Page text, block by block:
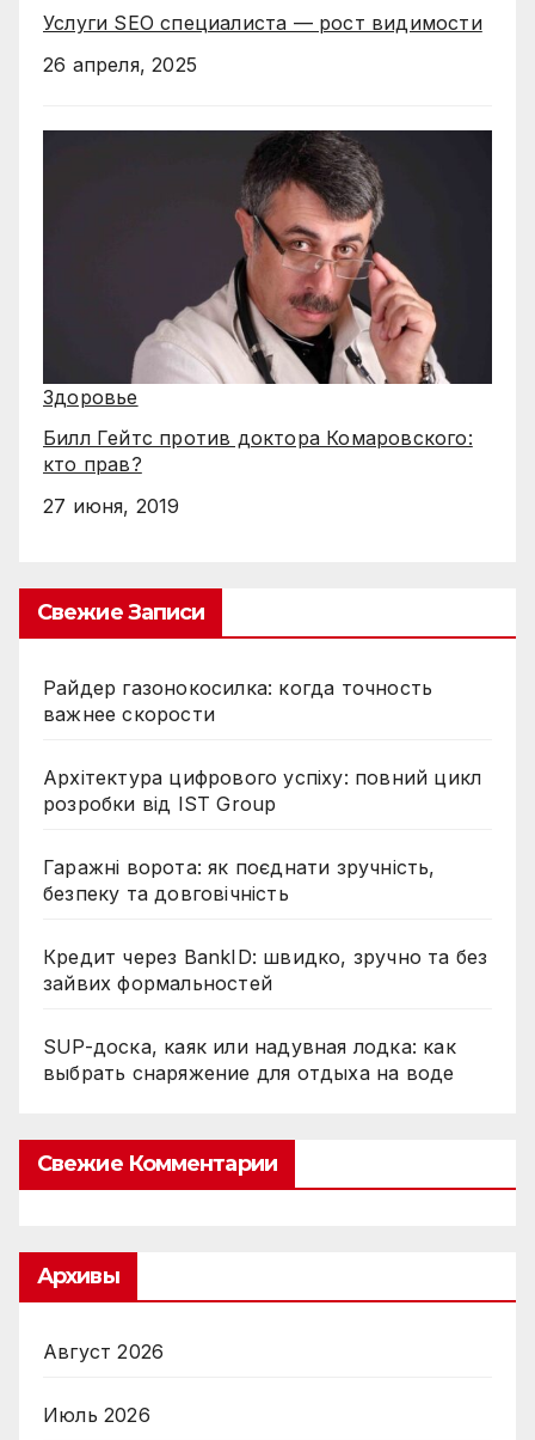
Услуги SEO специалиста — рост видимости
26 апреля, 2025
Здоровье
Билл Гейтс против доктора Комаровского:
кто прав?
27 июня, 2019
Свежие Записи
Райдер газонокосилка: когда точность
важнее скорости
Архітектура цифрового успіху: повний цикл
розробки від IST Group
Гаражні ворота: як поєднати зручність,
безпеку та довговічність
Кредит через BankID: швидко, зручно та без
зайвих формальностей
SUP-доска, каяк или надувная лодка: как
выбрать снаряжение для отдыха на воде
Свежие Комментарии
Архивы
Август 2026
Июль 2026